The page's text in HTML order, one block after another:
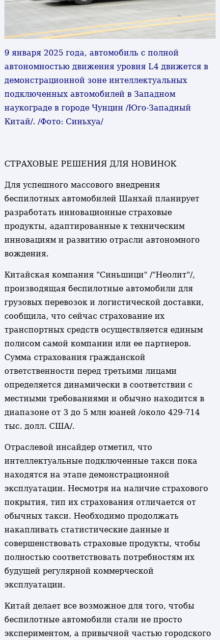
9 января 2025 года, автомобиль с полной
автономностью движения уровня L4 движется в
демонстрационной зоне интеллектуальных
подключенных автомобилей в Западном
наукограде в городе Чунцин /Юго-Западный
Китай/. /Фото: Синьхуа/
СТРАХОВЫЕ РЕШЕНИЯ ДЛЯ НОВИНОК
Для успешного массового внедрения
беспилотных автомобилей Шанхай планирует
разработать инновационные страховые
продукты, адаптированные к техническим
инновациям и развитию отрасли автономного
вождения.
Китайская компания "Синьшици" /"Неолит"/,
производящая беспилотные автомобили для
грузовых перевозок и логистической доставки,
сообщила, что сейчас страхование их
транспортных средств осуществляется единым
полисом самой компании или ее партнеров.
Сумма страхования гражданской
ответственности перед третьими лицами
определяется динамически в соответствии с
местными требованиями и обычно находится в
диапазоне от 3 до 5 млн юаней /около 429-714
тыс. долл. США/.
Отраслевой инсайдер отметил, что
интеллектуальные подключенные такси пока
находятся на этапе демонстрационной
эксплуатации. Несмотря на наличие страхового
покрытия, тип их страхования отличается от
обычных такси. Необходимо продолжать
накапливать статистические данные и
совершенствовать страховые продукты, чтобы
полностью соответствовать потребностям их
будущей регулярной коммерческой
эксплуатации.
Китай делает все возможное для того, чтобы
беспилотные автомобили стали не просто
экспериментом, а привычной частью городского